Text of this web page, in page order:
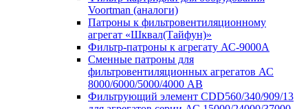
Voortman (аналоги)
Патроны к фильтровентиляционному
агрегат «Шквал(Тайфун)»
Фильтр-патроны к агрегату АС-9000А
Сменные патроны для
фильтровентиляционных агрегатов АС
8000/6000/5000/4000 АВ
Фильтрующий элемент CDD560/340/909/13